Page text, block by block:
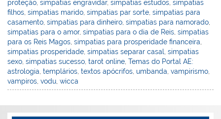
proteção ,simpatias engravidar,simpatias estudos ,simpatias
filhos ,simpatias marido ,simpatias par sorte ,simpatias para
casamento ,simpatias para dinheiro ,simpatias para namorado
simpatias para o amor,simpatias para o dia de Reis ,simpatias
para os Reis Magos ,simpatias para prosperidade financeira
simpatias prosperidade ,simpatias separar casal ,simpatias
sexo ,simpatias sucesso ,tarot online ,Temas do Portal AE:
astrologia ,templários ,textos apócrifos umbanda ,vampirismo
vampiros ,vodu ,wicca